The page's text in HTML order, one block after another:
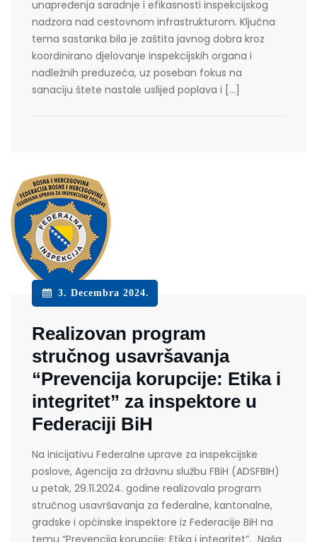
unapređenja saradnje i efikasnosti inspekcijskog
nadzora nad cestovnom infrastrukturom. Ključna
tema sastanka bila je zaštita javnog dobra kroz
koordinirano djelovanje inspekcijskih organa i
nadležnih preduzeća, uz poseban fokus na
sanaciju štete nastale uslijed poplava i […]
3. Decembra 2024.
Realizovan program
stručnog usavršavanja
“Prevencija korupcije: Etika i
integritet” za inspektore u
Federaciji BiH
Na inicijativu Federalne uprave za inspekcijske
poslove, Agencija za državnu službu FBiH (ADSFBIH)
u petak, 29.11.2024. godine realizovala program
stručnog usavršavanja za federalne, kantonalne,
gradske i općinske inspektore iz Federacije BiH na